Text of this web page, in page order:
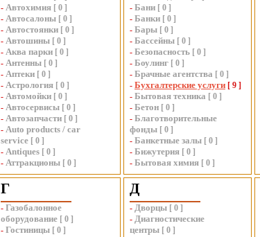
- Автохимия [ 0 ]
- Автосалоны [ 0 ]
- Автостоянки [ 0 ]
- Автошины [ 0 ]
- Аква парки [ 0 ]
- Антенны [ 0 ]
- Аптеки [ 0 ]
- Астрология [ 0 ]
- Автомойки [ 0 ]
- Автосервисы [ 0 ]
- Автозапчасти [ 0 ]
- Auto products / car
service [ 0 ]
- Antiques [ 0 ]
- Аттракционы [ 0 ]
- Бани [ 0 ]
- Банки [ 0 ]
- Бары [ 0 ]
- Бассейны [ 0 ]
- Безопасность [ 0 ]
- Боулинг [ 0 ]
- Брачные агентства [ 0 ]
- Бухгалтерские услуги [ 9 ]
- Бытовая техника [ 0 ]
- Бетон [ 0 ]
- Благотворительные
фонды [ 0 ]
- Банкетные залы [ 0 ]
- Бижутерия [ 0 ]
- Бытовая химия [ 0 ]
Г
- Газобалонное
оборудование [ 0 ]
- Гостиницы [ 0 ]
Д
- Дворцы [ 0 ]
- Диагностические
центры [ 0 ]